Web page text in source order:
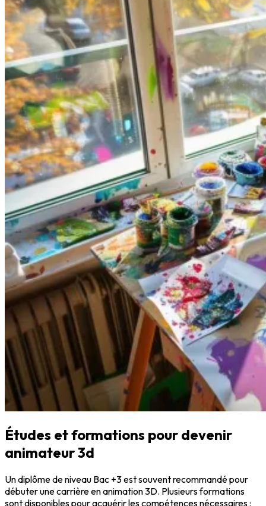
Études et formations pour devenir
animateur 3d
Un diplôme de niveau Bac +3 est souvent recommandé pour
débuter une carrière en animation 3D. Plusieurs formations
sont disponibles pour acquérir les compétences nécessaires :